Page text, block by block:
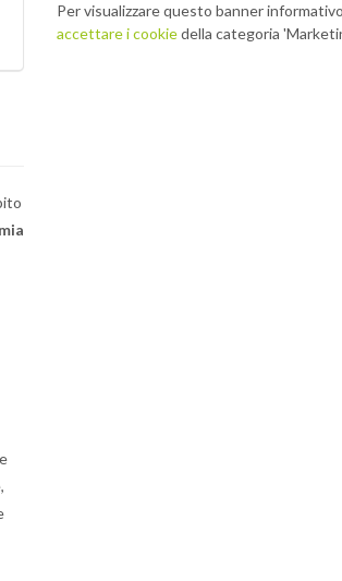
Per visualizzare questo banner
accettare i cookiedella categoria